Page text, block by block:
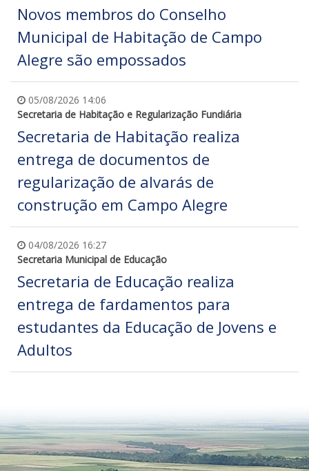
Novos membros do Conselho
Municipal de Habitação de Campo
Alegre são empossados
05/08/2026 14:06
Secretaria de Habitação e Regularização Fundiária
Secretaria de Habitação realiza
entrega de documentos de
regularização de alvarás de
construção em Campo Alegre
04/08/2026 16:27
Secretaria Municipal de Educação
Secretaria de Educação realiza
entrega de fardamentos para
estudantes da Educação de Jovens e
Adultos